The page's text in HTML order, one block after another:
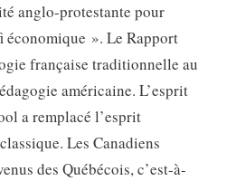
anglo-protestante pour
». Le Rapport
française traditionnelle au
américaine. L’esprit
a remplacé l’esprit
Les Canadiens
des Québécois, c’est-à-